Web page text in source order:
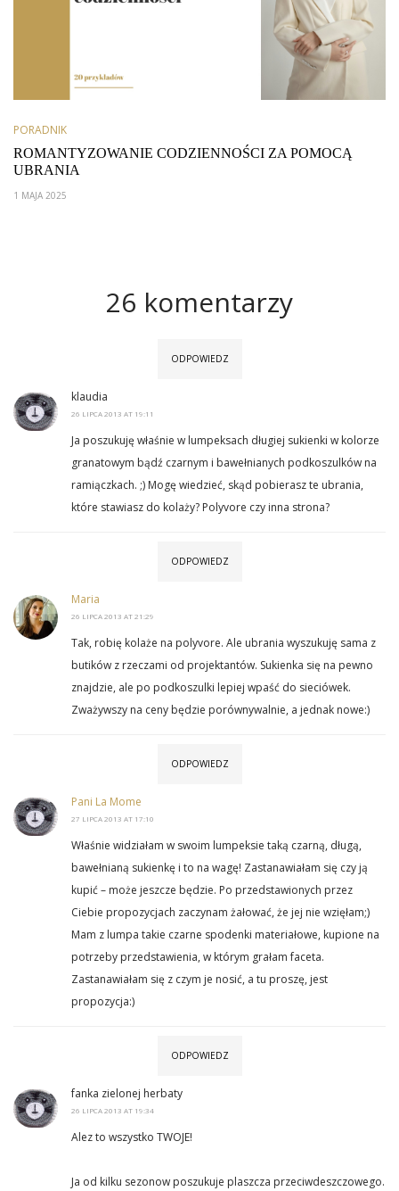
PORADNIK
ROMANTYZOWANIE CODZIENNOŚCI ZA POMOCĄ
UBRANIA
1 MAJA 2025
26 komentarzy
ODPOWIEDZ
klaudia
26 LIPCA 2013 AT 19:11
Ja poszukuję właśnie w lumpeksach długiej sukienki w kolorze
granatowym bądź czarnym i bawełnianych podkoszulków na
ramiączkach. ;) Mogę wiedzieć, skąd pobierasz te ubrania,
które stawiasz do kolaży? Polyvore czy inna strona?
ODPOWIEDZ
Maria
26 LIPCA 2013 AT 21:29
Tak, robię kolaże na polyvore. Ale ubrania wyszukuję sama z
butików z rzeczami od projektantów. Sukienka się na pewno
znajdzie, ale po podkoszulki lepiej wpaść do sieciówek.
Zważywszy na ceny będzie porównywalnie, a jednak nowe:)
ODPOWIEDZ
Pani La Mome
27 LIPCA 2013 AT 17:10
Właśnie widziałam w swoim lumpeksie taką czarną, długą,
bawełnianą sukienkę i to na wagę! Zastanawiałam się czy ją
kupić – może jeszcze będzie. Po przedstawionych przez
Ciebie propozycjach zaczynam żałować, że jej nie wzięłam;)
Mam z lumpa takie czarne spodenki materiałowe, kupione na
potrzeby przedstawienia, w którym grałam faceta.
Zastanawiałam się z czym je nosić, a tu proszę, jest
propozycja:)
ODPOWIEDZ
fanka zielonej herbaty
26 LIPCA 2013 AT 19:34
Alez to wszystko TWOJE!
Ja od kilku sezonow poszukuje plaszcza przeciwdeszczowego.